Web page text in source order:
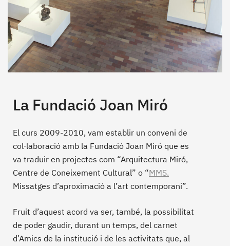
La Fundació Joan Miró
El curs 2009-2010, vam establir un conveni de
col·laboració amb la Fundació Joan Miró que es
va traduir en projectes com “Arquitectura Miró,
Centre de Coneixement Cultural” o “MMS.
Missatges d’aproximació a l’art contemporani”.
Fruit d’aquest acord va ser, també, la possibilitat
de poder gaudir, durant un temps, del carnet
d’Amics de la institució i de les activitats que, al